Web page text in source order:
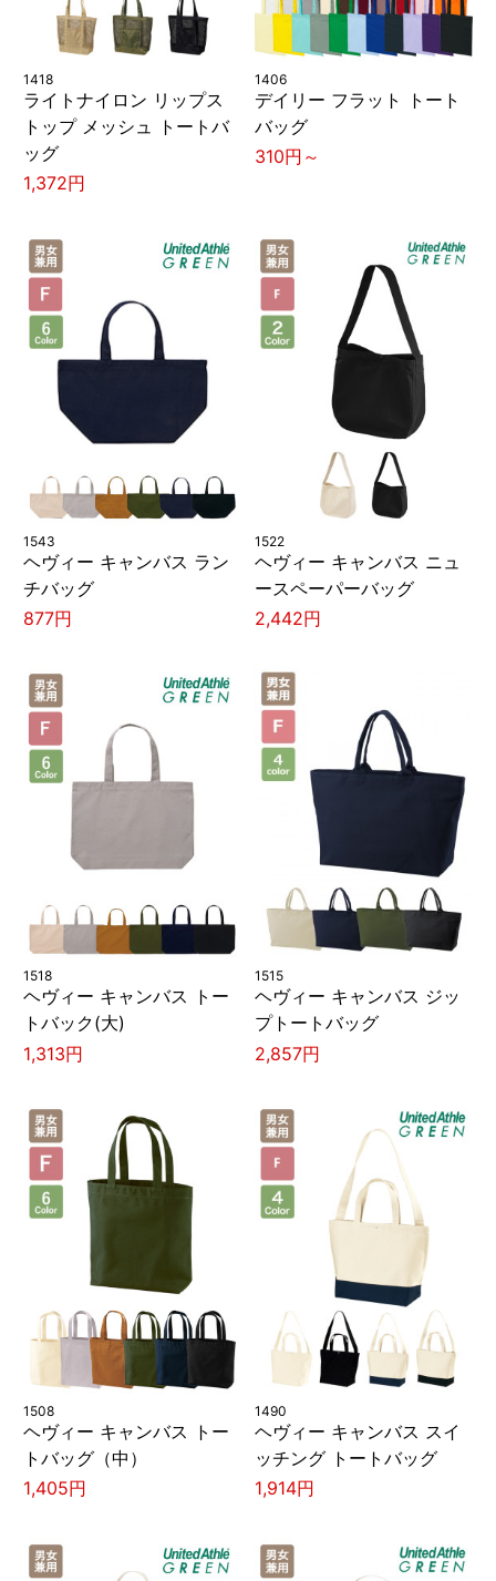
1418
ライトナイロン リップス
トップ メッシュ トートバ
ッグ
1,372円
1406
デイリー フラット トート
バッグ
310円～
1543
ヘヴィー キャンバス ラン
チバッグ
877円
1522
ヘヴィー キャンバス ニュ
ースペーパーバッグ
2,442円
1518
ヘヴィー キャンバス トー
トバック(大)
1,313円
1515
ヘヴィー キャンバス ジッ
プトートバッグ
2,857円
1508
ヘヴィー キャンバス トー
トバッグ（中）
1,405円
1490
ヘヴィー キャンバス スイ
ッチング トートバッグ
1,914円